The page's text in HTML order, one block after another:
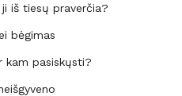
iš tiesų praverčia?
bėgimas
kam pasiskųsti?